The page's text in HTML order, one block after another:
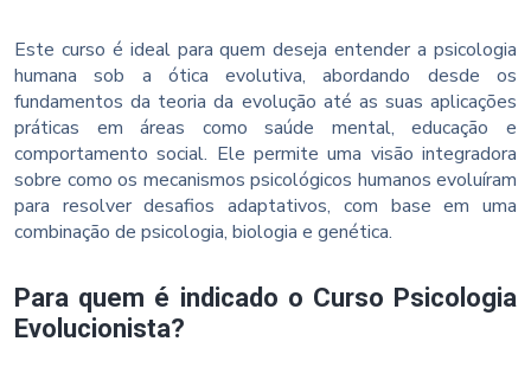
Este curso é ideal para quem deseja entender a psicologia
humana sob a ótica evolutiva, abordando desde os
fundamentos da teoria da evolução até as suas aplicações
práticas em áreas como saúde mental, educação e
comportamento social. Ele permite uma visão integradora
sobre como os mecanismos psicológicos humanos evoluíram
para resolver desafios adaptativos, com base em uma
combinação de psicologia, biologia e genética.
Para quem é indicado o Curso Psicologia
Evolucionista?